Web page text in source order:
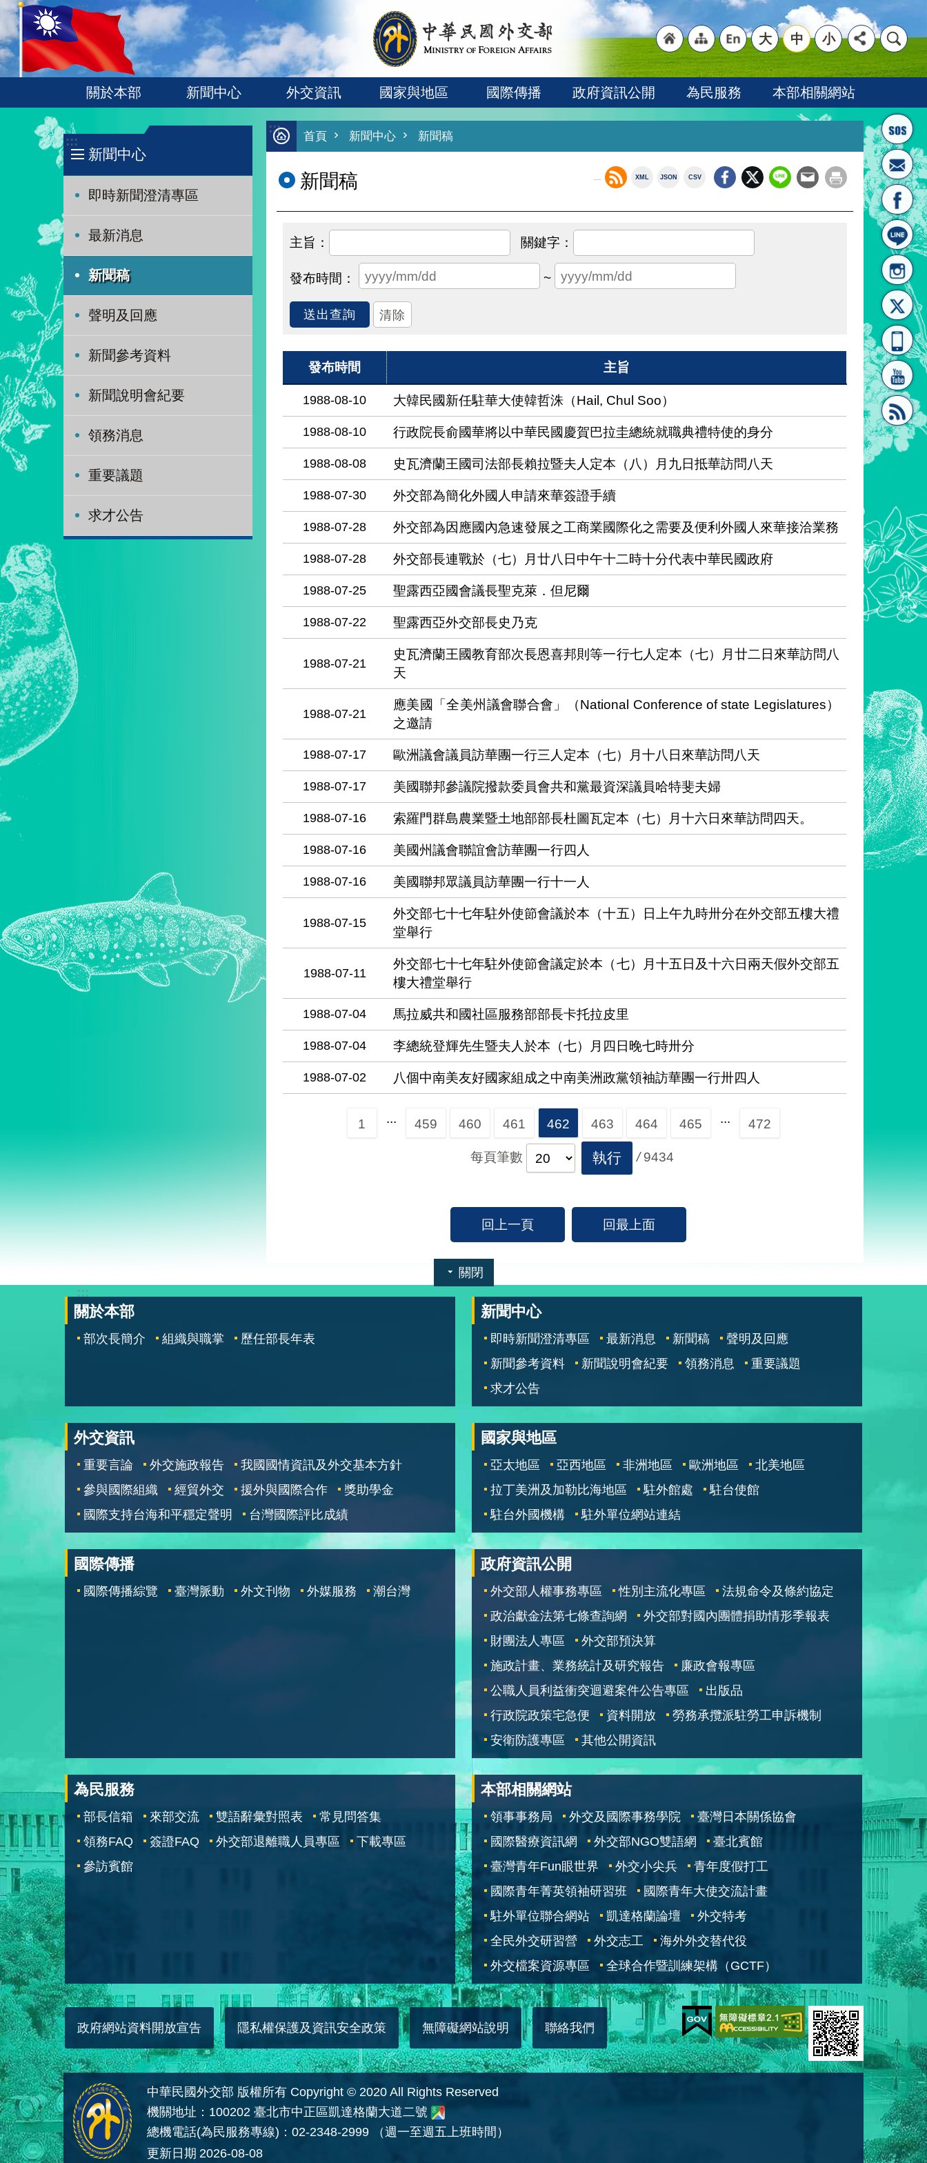
跳到主要內容區塊
:::
首頁
結]"
"網
站導
[連
結]"
"英
文語
大 中 小
關於本部 新聞中心 外交資訊 國家與地區 國際傳播 政府資訊公開 為民服務 本部相關網站
:::
新聞中心
即時新聞澄清專區
最新消息
新聞稿
聲明及回應
新聞參考資料
新聞說明會紀要
領務消息
重要議題
求才公告
:::
首頁 新聞中心 新聞稿
新聞稿 XML JSON CSV
~
發布時間 主旨
1988-08-10 大韓民國新任駐華大使韓哲洙（Hail, Chul Soo）
1988-08-10 行政院長俞國華將以中華民國慶賀巴拉圭總統就職典禮特使的身分
1988-08-08 史瓦濟蘭王國司法部長賴拉暨夫人定本（八）月九日抵華訪問八天
1988-07-30 外交部為簡化外國人申請來華簽證手續
1988-07-28 外交部為因應國內急速發展之工商業國際化之需要及便利外國人來華接洽業務
1988-07-28 外交部長連戰於（七）月廿八日中午十二時十分代表中華民國政府
1988-07-25 聖露西亞國會議長聖克萊．但尼爾
1988-07-22 聖露西亞外交部長史乃克
1988-07-21
史瓦濟蘭王國教育部次長恩喜邦則等一行七人定本（七）月廿二日來華訪問八
天
1988-07-21
應美國「全美州議會聯合會」（National Conference of state Legislatures）
之邀請
1988-07-17 歐洲議會議員訪華團一行三人定本（七）月十八日來華訪問八天
1988-07-17 美國聯邦參議院撥款委員會共和黨最資深議員哈特斐夫婦
1988-07-16 索羅門群島農業暨土地部部長杜圖瓦定本（七）月十六日來華訪問四天。
1988-07-16 美國州議會聯誼會訪華團一行四人
1988-07-16 美國聯邦眾議員訪華團一行十一人
1988-07-15
外交部七十七年駐外使節會議於本（十五）日上午九時卅分在外交部五樓大禮
堂舉行
1988-07-11
外交部七十七年駐外使節會議定於本（七）月十五日及十六日兩天假外交部五
樓大禮堂舉行
1988-07-04 馬拉威共和國社區服務部部長卡托拉皮里
1988-07-04 李總統登輝先生暨夫人於本（七）月四日晚七時卅分
1988-07-02 八個中南美友好國家組成之中南美洲政黨領袖訪華團一行卅四人
1 ... 459 460 461 462 463 464 465 ... 472
每頁筆數 執行 / 9434
回上一頁 回最上面
關閉
:::
關於本部
部次長簡介 組織與職掌 歷任部長年表
新聞中心
即時新聞澄清專區 最新消息 新聞稿
聲明及回應
新聞參考資料
新聞說明會紀要 領務消息
重要議題
求才公告
外交資訊
重要言論 外交施政報告
我國國情資訊及外交基本方針
參與國際組織
經貿外交 援外與國際合作
獎助學金
國際支持台海和平穩定聲明
台灣國際評比成績
國家與地區
亞太地區 亞西地區 非洲地區 歐洲地區
北美地區
拉丁美洲及加勒比海地區
駐外館處
駐台使館
駐台外國機構
駐外單位網站連結
國際傳播
國際傳播綜覽 臺灣脈動 外文刊物 外媒服務 潮台灣
政府資訊公開
外交部人權事務專區 性別主流化專區
法規命令及條約協定
政治獻金法第七條查詢網
外交部對國內團體捐助情形季報表
財團法人專區
外交部預決算
施政計畫、業務統計及研究報告
廉政會報專區
公職人員利益衝突迴避案件公告專區
出版品
行政院政策宅急便
資料開放
勞務承攬派駐勞工申訴機制
安衛防護專區
其他公開資訊
為民服務
部長信箱 來部交流 雙語辭彙對照表
常見問答集
領務FAQ
簽證FAQ 外交部退離職人員專區
下載專區
參訪賓館
本部相關網站
領事事務局 外交及國際事務學院
臺灣日本關係協會
國際醫療資訊網
外交部NGO雙語網
臺北賓館
臺灣青年Fun眼世界
外交小尖兵
青年度假打工
國際青年菁英領袖研習班
國際青年大使交流計畫
駐外單位聯合網站
凱達格蘭論壇
外交特考
全民外交研習營
外交志工
海外外交替代役
外交檔案資源專區
全球合作暨訓練架構（GCTF）
政府網站資料開放宣告 隱私權保護及資訊安全政策 無障礙網站說明 聯絡我們
中華民國外交部 版權所有 Copyright © 2020 All Rights Reserved
機關地址：100202 臺北市中正區凱達格蘭大道二號
總機電話(為民服務專線)：02-2348-2999 （週一至週五上班時間）
更新日期 2026-08-08